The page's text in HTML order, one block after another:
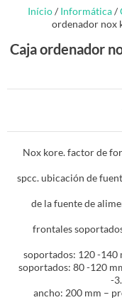
Início/ Informática/
ordenador nox
Caja ordenador
Nox kore. factor de
spcc. ubicación de
de la fuente de
frontales
soportados: 120 -140
soportados: 80 -120
-
ancho: 200 mm –